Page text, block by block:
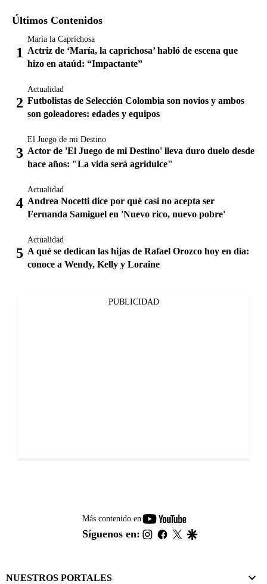
Últimos Contenidos
María la Caprichosa
Actriz de ‘María, la caprichosa’ habló de escena que
hizo en ataúd: “Impactante”
Actualidad
Futbolistas de Selección Colombia son novios y ambos
son goleadores: edades y equipos
El Juego de mi Destino
Actor de 'El Juego de mi Destino' lleva duro duelo desde
hace años: "La vida será agridulce"
Actualidad
Andrea Nocetti dice por qué casi no acepta ser
Fernanda Samiguel en 'Nuevo rico, nuevo pobre'
Actualidad
A qué se dedican las hijas de Rafael Orozco hoy en día:
conoce a Wendy, Kelly y Loraine
PUBLICIDAD
Más contenido en
youtube-
footer
Síguenos en: instagram
facebook
twitter
NUESTROS PORTALES